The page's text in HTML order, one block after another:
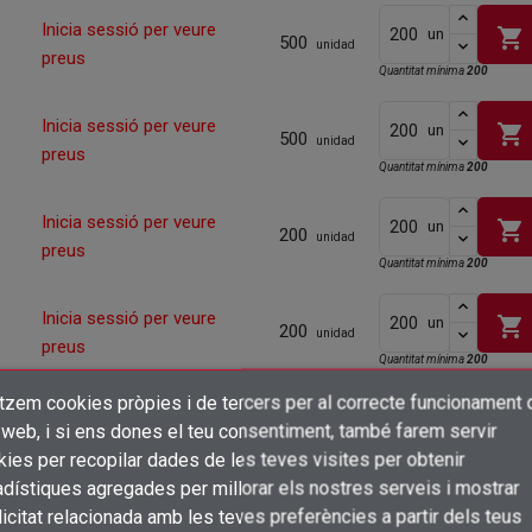
Afegir a la llista de desitjos×
Crear una llista de desitjos ×
Nom de la llista de desitjos
se
Cal que connecteu per a desar els productes a la vostra llista de desitjos.
cookies pròpies i de tercers per al correcte funcionament
i si ens dones el teu consentiment, també farem servir
per recopilar dades de les teves visites per obtenir
agregades per millorar els nostres serveis i mostrar
relacionada amb les teves preferències a partir dels teus
Inicia sessió per veure
preus
500 unidad
un shopping_cart
Quantitat mínima200
Inicia sessió per veure
preus
500 unidad
un shopping_cart
Quantitat mínima200
Inicia sessió per veure
preus
200 unidad
un shopping_cart
Quantitat mínima200
Inicia sessió per veure
preus
200 unidad
un shopping_cart
Quantitat mínima200
Inicia sessió per veure
preus
200 unidad shopping_cart
Quantitat mínima
Inicia sessió per veure
200 unidad
un shopping_cart